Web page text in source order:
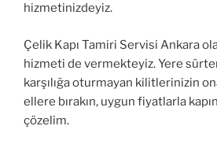
hizmetinizdeyiz.
Çelik Kapı Tamiri Servisi Ankara
hizmeti de vermekteyiz. Yere sürten
karşılığa oturmayan kilitlerinizin
ellere bırakın, uygun fiyatlarla
çözelim.